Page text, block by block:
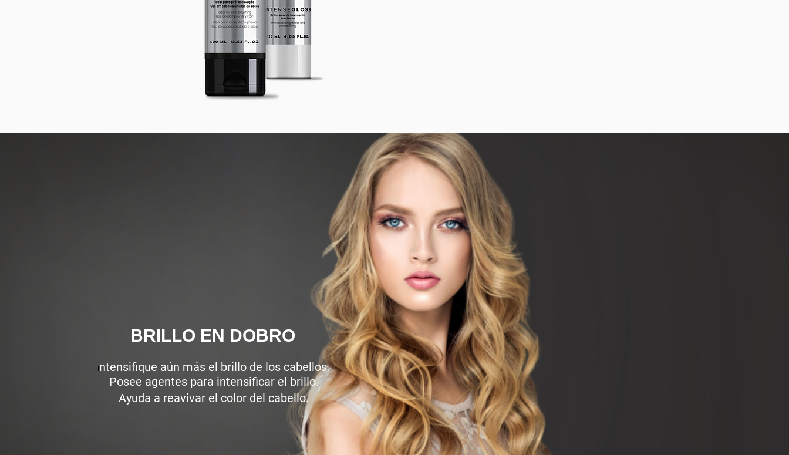
Intensifique aún más el brillo de los cabellos.
Posee agentes para intensificar el brillo.
Ayuda a reavivar el color del cabello.
BRILLO EN DOBRO